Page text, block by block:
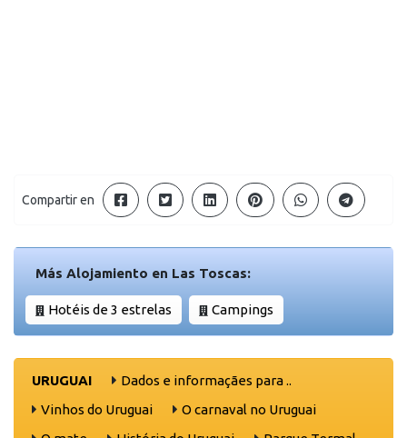
Compartir en
Más Alojamiento en Las Toscas:
Hotéis de 3 estrelas Campings
URUGUAI
Dados e informaçães para ..
Vinhos do Uruguai
O carnaval no Uruguai